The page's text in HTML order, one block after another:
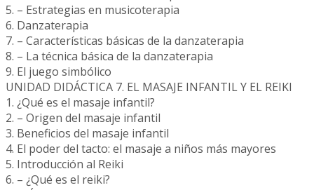
5. – Estrategias en musicoterapia
6. Danzaterapia
7. – Características básicas de la danzaterapia
8. – La técnica básica de la danzaterapia
9. El juego simbólico
UNIDAD DIDÁCTICA 7. EL MASAJE INFANTIL Y EL REIKI
1. ¿Qué es el masaje infantil?
2. – Origen del masaje infantil
3. Beneficios del masaje infantil
4. El poder del tacto: el masaje a niños más mayores
5. Introducción al Reiki
6. – ¿Qué es el reiki?